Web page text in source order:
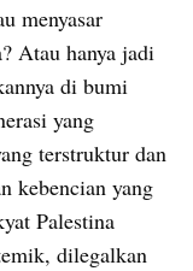
menyasar
Atau hanya jadi
di bumi
yang
terstruktur dan
kebencian yang
Palestina
dilegalkan